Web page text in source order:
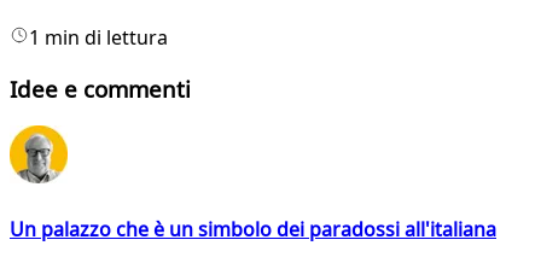
1 min di lettura
Idee e commenti
Un palazzo che è un simbolo dei paradossi all'italiana